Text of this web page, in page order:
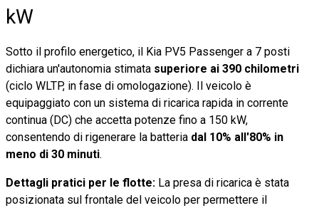
kW
Sotto il profilo energetico, il Kia PV5 Passenger a 7 posti
dichiara un'autonomia stimata superiore ai 390 chilometri
(ciclo WLTP, in fase di omologazione). Il veicolo è
equipaggiato con un sistema di ricarica rapida in corrente
continua (DC) che accetta potenze fino a 150 kW,
consentendo di rigenerare la batteria dal 10% all'80% in
meno di 30 minuti.
Dettagli pratici per le flotte: La presa di ricarica è stata
posizionata sul frontale del veicolo per permettere il